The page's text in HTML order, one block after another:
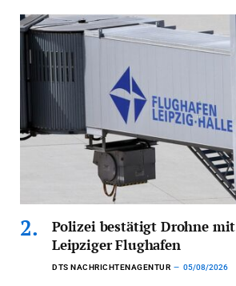
Polizei bestätigt Drohne mit
Leipziger Flughafen
DTS NACHRICHTENAGENTUR 05/08/2026